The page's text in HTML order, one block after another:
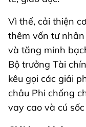
Vì thế, cải thiện
thêm vốn tư
và tăng minh
Bộ trưởng Tài
kêu gọi các giải
châu Phi chống
vay cao và cú